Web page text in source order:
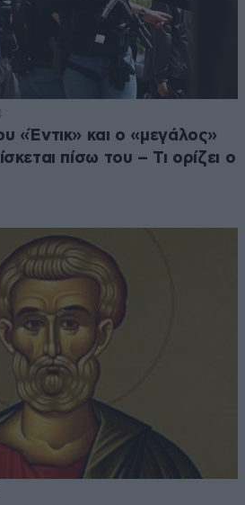
«Έντικ» και ο «μεγάλος»
πίσω του – Τι ορίζει ο